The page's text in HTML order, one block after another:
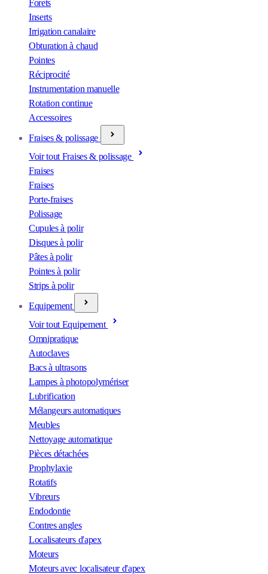
Forets
Inserts
Irrigation canalaire
Obturation à chaud
Pointes
Réciprocité
Instrumentation manuelle
Rotation continue
Accessoires
Fraises & polissage
Voir tout Fraises & polissage
Fraises
Fraises
Porte-fraises
Polissage
Cupules à polir
Disques à polir
Pâtes à polir
Pointes à polir
Strips à polir
Equipement
Voir tout Equipement
Omnipratique
Autoclaves
Bacs à ultrasons
Lampes à photopolymériser
Lubrification
Mélangeurs automatiques
Meubles
Nettoyage automatique
Pièces détachées
Prophylaxie
Rotatifs
Vibreurs
Endodontie
Contres angles
Localisateurs d'apex
Moteurs
Moteurs avec localisateur d'apex